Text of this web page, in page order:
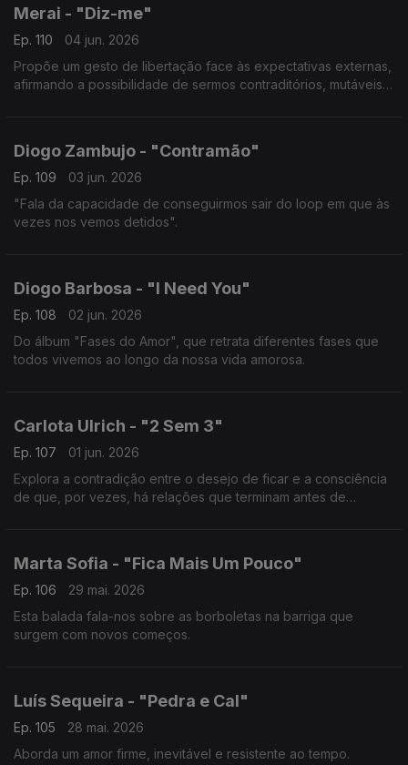
Merai - "Diz-me"
Ep. 110
04 jun. 2026
Propõe um gesto de libertação face às expectativas externas,
afirmando a possibilidade de sermos contraditórios, mutáveis e
Diogo Zambujo - "Contramão"
Ep. 109
03 jun. 2026
"Fala da capacidade de conseguirmos sair do loop em que às
vezes nos vemos detidos".
Diogo Barbosa - "I Need You"
Ep. 108
02 jun. 2026
Do álbum "Fases do Amor", que retrata diferentes fases que
todos vivemos ao longo da nossa vida amorosa.
Carlota Ulrich - "2 Sem 3"
Ep. 107
01 jun. 2026
Explora a contradição entre o desejo de ficar e a consciência
de que, por vezes, há relações que terminam antes de
Marta Sofia - "Fica Mais Um Pouco"
Ep. 106
29 mai. 2026
Esta balada fala-nos sobre as borboletas na barriga que
surgem com novos começos.
Luís Sequeira - "Pedra e Cal"
Ep. 105
28 mai. 2026
Aborda um amor firme, inevitável e resistente ao tempo.